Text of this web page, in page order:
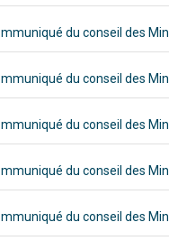
du conseil des
du conseil des
du conseil des
du conseil des
du conseil des